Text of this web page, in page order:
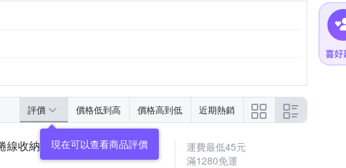
評價 價格低到高 價格高到低 近期熱銷
現在可以查看商品評價
收納帶 運費最低45元
滿1280免運